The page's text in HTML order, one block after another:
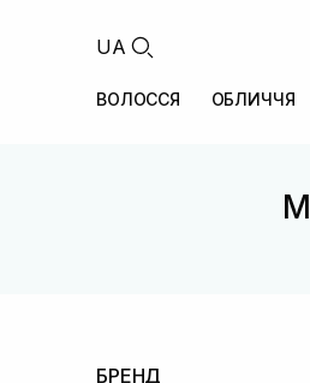
UA
ВОЛОССЯ ОБЛИЧЧЯ
БРЕНД